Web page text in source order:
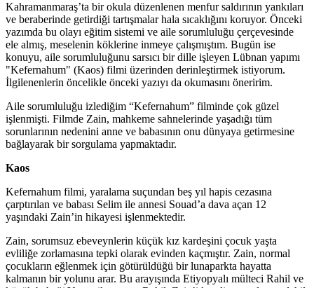
Kahramanmaraş’ta bir okula düzenlenen menfur saldırının yankıları
ve beraberinde getirdiği tartışmalar hala sıcaklığını koruyor. Önceki
yazımda bu olayı eğitim sistemi ve aile sorumluluğu çerçevesinde
ele almış, meselenin köklerine inmeye çalışmıştım. Bugün ise
konuyu, aile sorumluluğunu sarsıcı bir dille işleyen Lübnan yapımı
"Kefernahum" (Kaos) filmi üzerinden derinleştirmek istiyorum.
İlgilenenlerin öncelikle önceki yazıyı da okumasını öneririm.
Aile sorumluluğu izlediğim “Kefernahum” filminde çok güzel
işlenmişti. Filmde Zain, mahkeme sahnelerinde yaşadığı tüm
sorunlarının nedenini anne ve babasının onu dünyaya getirmesine
bağlayarak bir sorgulama yapmaktadır.
Kaos
Kefernahum filmi, yaralama suçundan beş yıl hapis cezasına
çarptırılan ve babası Selim ile annesi Souad’a dava açan 12
yaşındaki Zain’in hikayesi işlenmektedir.
Zain, sorumsuz ebeveynlerin küçük kız kardeşini çocuk yaşta
evliliğe zorlamasına tepki olarak evinden kaçmıştır. Zain, normal
çocukların eğlenmek için götürüldüğü bir lunaparkta hayatta
kalmanın bir yolunu arar. Bu arayışında Etiyopyalı mülteci Rahil ve